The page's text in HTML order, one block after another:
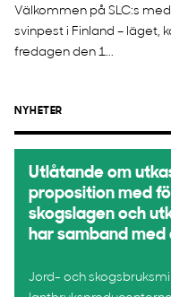
Välkommen på SLC:s
svinpest i Finland – läget,
fredagen den 1...
NYHETER
Utlåtande om
proposition med
skogslagen och
har samband med
Jord- och